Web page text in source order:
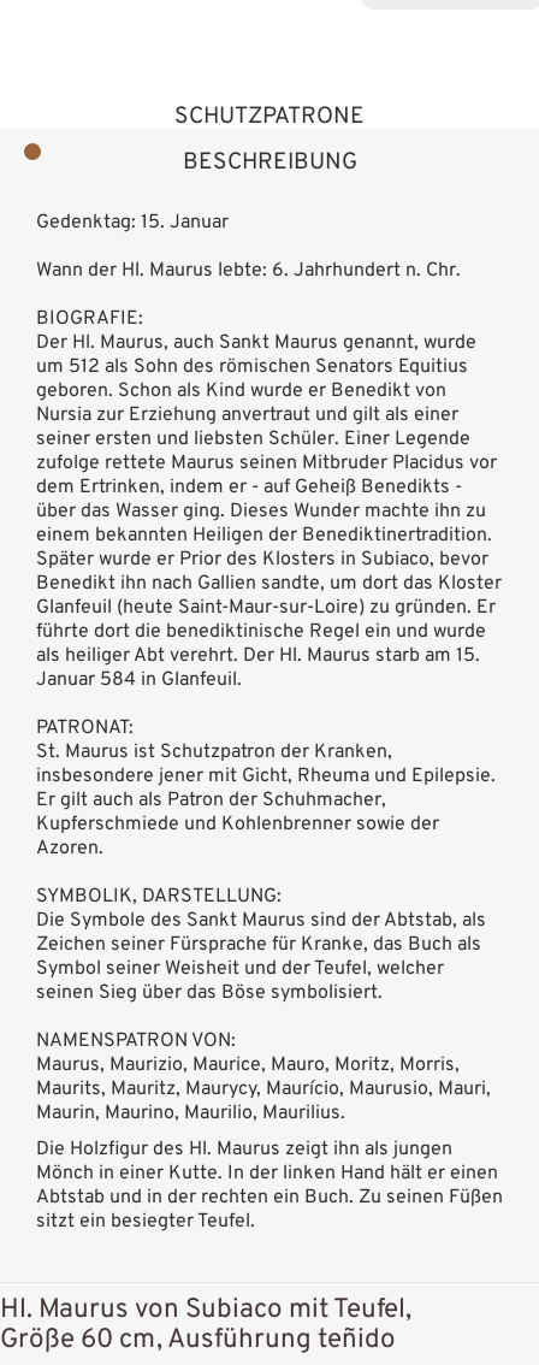
BESCHREIBUNG
SCHUTZPATRONE
Gedenktag: 15. Januar
Wann der Hl. Maurus lebte: 6. Jahrhundert n. Chr.
BIOGRAFIE:
Der Hl. Maurus, auch Sankt Maurus genannt, wurde
um 512 als Sohn des römischen Senators Equitius
geboren. Schon als Kind wurde er Benedikt von
Nursia zur Erziehung anvertraut und gilt als einer
seiner ersten und liebsten Schüler. Einer Legende
zufolge rettete Maurus seinen Mitbruder Placidus vor
dem Ertrinken, indem er - auf Geheiß Benedikts -
über das Wasser ging. Dieses Wunder machte ihn zu
einem bekannten Heiligen der Benediktinertradition.
Später wurde er Prior des Klosters in Subiaco, bevor
Benedikt ihn nach Gallien sandte, um dort das Kloster
Glanfeuil (heute Saint-Maur-sur-Loire) zu gründen. Er
führte dort die benediktinische Regel ein und wurde
als heiliger Abt verehrt. Der Hl. Maurus starb am 15.
Januar 584 in Glanfeuil.
PATRONAT:
St. Maurus ist Schutzpatron der Kranken,
insbesondere jener mit Gicht, Rheuma und Epilepsie.
Er gilt auch als Patron der Schuhmacher,
Kupferschmiede und Kohlenbrenner sowie der
Azoren.
SYMBOLIK, DARSTELLUNG:
Die Symbole des Sankt Maurus sind der Abtstab, als
Zeichen seiner Fürsprache für Kranke, das Buch als
Symbol seiner Weisheit und der Teufel, welcher
seinen Sieg über das Böse symbolisiert.
NAMENSPATRON VON:
Maurus, Maurizio, Maurice, Mauro, Moritz, Morris,
Maurits, Mauritz, Maurycy, Maurício, Maurusio, Mauri,
Maurin, Maurino, Maurilio, Maurilius.
Die Holzfigur des Hl. Maurus zeigt ihn als jungen
Mönch in einer Kutte. In der linken Hand hält er einen
Abtstab und in der rechten ein Buch. Zu seinen Füßen
sitzt ein besiegter Teufel.
Hl. Maurus von Subiaco mit Teufel,
Größe 60 cm, Ausführung teñido